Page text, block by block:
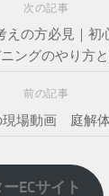
次の記事
えの方必見｜初
ングのやり方
前の記事
現場動画 庭解
ECサイト